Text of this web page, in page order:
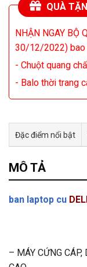
QUÀ
NHẬN NGAY BỘ
30/12/2022) bao
- Chuột quang
- Balo thời trang
Đặc điểm nổi bật
Tư vấn & bán hàng
MÔ TẢ
ban laptop cu
– MÁY CỨNG CÁP,